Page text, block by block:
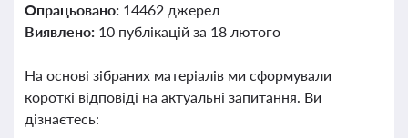
Опрацьовано: 14462 джерел
Виявлено: 10 публікацій за 18 лютого
На основі зібраних матеріалів ми сформували
короткі відповіді на актуальні запитання. Ви
дізнаєтесь: